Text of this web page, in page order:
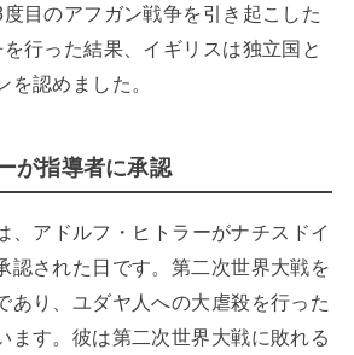
目のアフガン戦争を引き起こした
行った結果、イギリスは独立国と
を認めました。
が指導者に承認
、アドルフ・ヒトラーがナチスドイ
認された日です。第二次世界大戦を
あり、ユダヤ人への大虐殺を行った
ます。彼は第二次世界大戦に敗れる